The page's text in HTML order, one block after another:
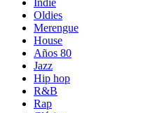
Indie
Oldies
Merengue
House
Años 80
Jazz
Hip hop
R&B
Rap